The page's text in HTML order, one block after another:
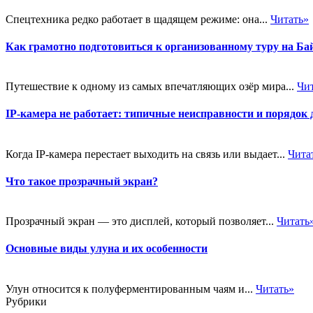
Спецтехника редко работает в щадящем режиме: она... Читать»
Как грамотно подготовиться к организованному туру на
Путешествие к одному из самых впечатляющих озёр мира...
IP-камера не работает: типичные неисправности и порядок
Когда IP-камера перестает выходить на связь или выдает...
Что такое прозрачный экран?
Прозрачный экран — это дисплей, который позволяет...
Основные виды улуна и их особенности
Улун относится к полуферментированным чаям и... Читать»
Рубрики